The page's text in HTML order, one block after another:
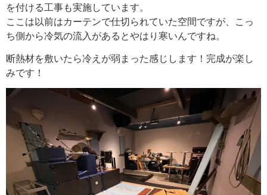
を付ける工事も実施しています。
ここは以前はカーテンで仕切られていた空間ですが、こっ
ち側から冷気の流入があるとやはり寒いんですね。
断熱材を敷いたら冷えが弱まった感じします！完成が楽し
みです！